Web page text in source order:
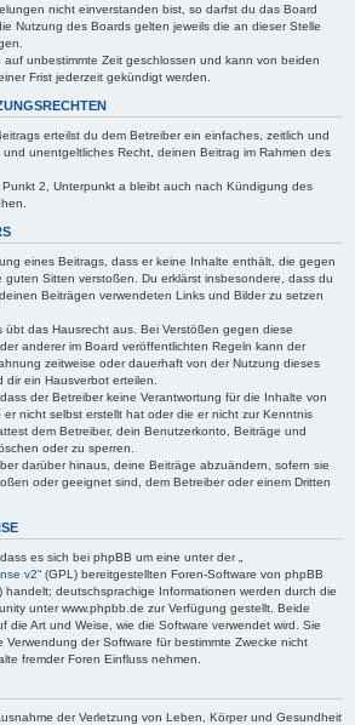
nicht einverstanden bist, so darfst du das Board
Nutzung des Boards gelten jeweils die an dieser Stelle
auf unbestimmte Zeit geschlossen und kann von beiden
Frist jederzeit gekündigt werden.
erteilst du dem Betreiber ein einfaches, zeitlich und
unentgeltliches Recht, deinen Beitrag im Rahmen des
2, Unterpunkt a bleibt auch nach Kündigung des
eines Beitrags, dass er keine Inhalte enthält, die gegen
guten Sitten verstoßen. Du erklärst insbesondere, dass du
Beiträgen verwendeten Links und Bilder zu setzen
übt das Hausrecht aus. Bei Verstößen gegen diese
anderer im Board veröffentlichten Regeln kann der
zeitweise oder dauerhaft von der Nutzung dieses
ein Hausverbot erteilen.
der Betreiber keine Verantwortung für die Inhalte von
er nicht selbst erstellt hat oder die er nicht zur Kenntnis
dem Betreiber, dein Benutzerkonto, Beiträge und
oder zu sperren.
darüber hinaus, deine Beiträge abzuändern, sofern sie
oder geeignet sind, dem Betreiber oder einem Dritten
es sich bei phpBB um eine unter der „
v2“ (GPL) bereitgestellten Foren-Software von phpBB
handelt; deutschsprachige Informationen werden durch die
unter www.phpbb.de zur Verfügung gestellt. Beide
die Art und Weise, wie die Software verwendet wird. Sie
der Software für bestimmte Zwecke nicht
fremder Foren Einfluss nehmen.
der Verletzung von Leben, Körper und Gesundheit